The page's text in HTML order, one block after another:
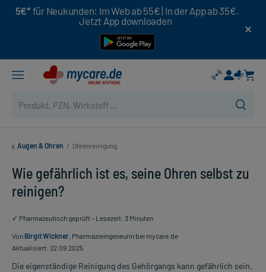
5€* für Neukunden: Im Web ab 55€ | In der App ab 35€.
Jetzt App downloaden
Augen & Ohren / Ohrenreinigung
Wie gefährlich ist es, seine Ohren selbst zu
reinigen?
✓ Pharmazeutisch geprüft - Lesezeit: 3 Minuten
Von Birgit Wickner, Pharmazieingeneurin bei mycare.de
Aktualisiert: 22.09.2025
Die eigenständige Reinigung des Gehörgangs kann gefährlich sein.